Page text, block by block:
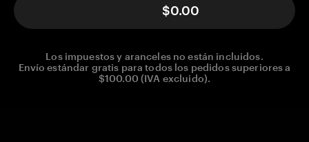
$0.00
Los impuestos y aranceles no están incluidos.
Envío estándar gratis para todos los pedidos superiores a
$100.00 (IVA excluido).